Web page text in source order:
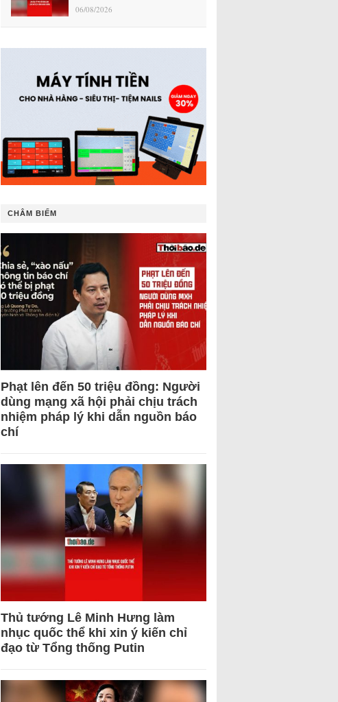
06/08/2026
CHÂM BIẾM
Phạt lên đến 50 triệu đồng: Người
dùng mạng xã hội phải chịu trách
nhiệm pháp lý khi dẫn nguồn báo
chí
Thủ tướng Lê Minh Hưng làm
nhục quốc thể khi xin ý kiến chỉ
đạo từ Tổng thống Putin